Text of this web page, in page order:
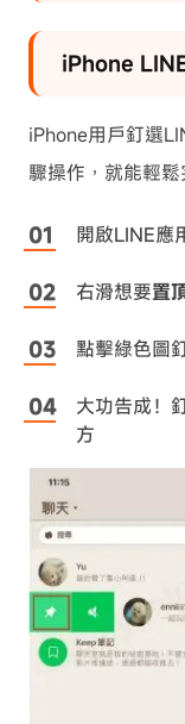
iPhone
iPhone用戶釘選
驟操作，就能輕鬆
開啟LINE應
右滑想要置
點擊綠色圖
大功告成！
方